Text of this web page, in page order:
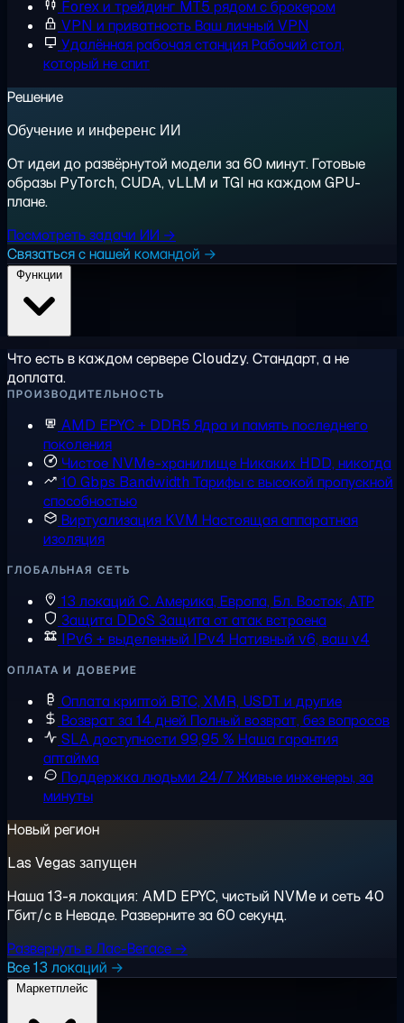
Forex и трейдинг MT5 рядом с брокером
VPN и приватностьВаш личный VPN
Удалённая рабочая станцияРабочий стол,
который не спит
Решение
Обучение и инференс ИИ
От идеи до развёрнутой модели за 60 минут. Готовые
образы PyTorch, CUDA, vLLM и TGI на каждом GPU-
плане.
Посмотреть задачи ИИ →
Связаться с нашей командой →
Что есть в каждом сервере Cloudzy. Стандарт, а не
доплата.
ПРОИЗВОДИТЕЛЬНОСТЬ
AMD EPYC + DDR5 Ядра и память последнего
поколения
Чистое NVMe-хранилищеНикаких HDD, никогда
10 Gbps Bandwidth Тарифы с высокой пропускной
способностью
Виртуализация KVM Настоящая аппаратная
изоляция
ГЛОБАЛЬНАЯ СЕТЬ
13 локаций С. Америка, Европа, Бл. Восток, АТР
Защита DDoS Защита от атак встроена
IPv6 + выделенный IPv4 Нативный v6, ваш v4
ОПЛАТА И ДОВЕРИЕ
Оплата криптой BTC, XMR, USDT и другие
Возврат за 14 дней Полный возврат, без вопросов
SLA доступности 99,95 % Наша гарантия
аптайма
Поддержка людьми 24/7Живые инженеры, за
минуты
Новый регион
Las Vegas запущен
Наша 13-я локация: AMD EPYC, чистый NVMe и сеть 40
Гбит/с в Неваде. Разверните за 60 секунд.
Развернуть в Лас-Вегасе →
Все 13 локаций →